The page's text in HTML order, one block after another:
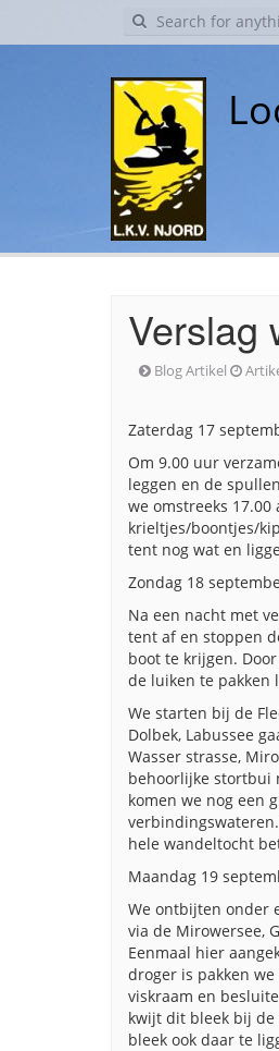
Search
Verslag
Blog Artikel
Zaterdag 17
Om 9.00 uur
leggen en de
we omstreeks
krieltjes/boontjes/
tent nog wat en
Zondag 18
Na een nacht met
tent af en stoppen
boot te krijgen.
de luiken te pakken
We starten bij de
Dolbek, Labussee
Wasser strasse,
behoorlijke stortbui
komen we nog een
hele wandeltocht
Maandag 19
We ontbijten onder
via de Mirowersee,
Eenmaal hier
droger is pakken
viskraam en
kwijt dit bleek bij de
bleek ook daar te